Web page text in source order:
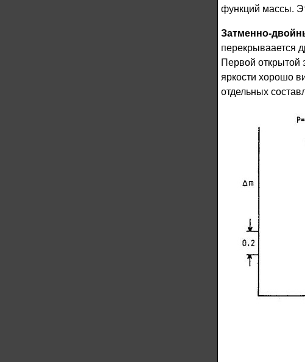
функций массы.
Затменно-
перекрываается
Первой открытой
яркости хорошо
отдельных